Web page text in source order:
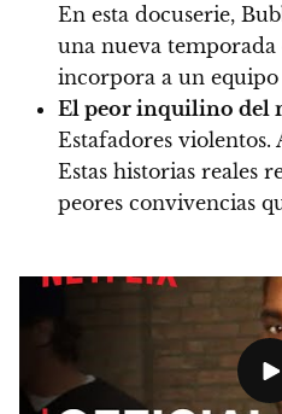
En esta docuserie,
una nueva temporada
incorpora a un
El peor inquilino del
Estafadores violentos.
Estas historias reales
peores convivencias